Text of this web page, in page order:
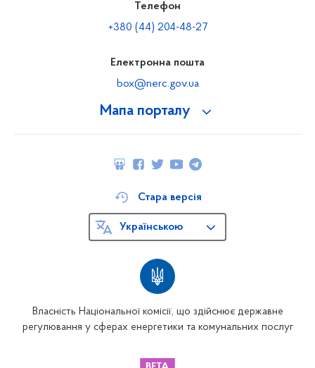
Мапа порталу
Телефон
+380 (44) 204-48-27
Електронна пошта
box@nerc.gov.ua
Власність Національної комісії, що здійснює державне
регулювання у сферах енергетики та комунальних послуг
Стара версія
Українською